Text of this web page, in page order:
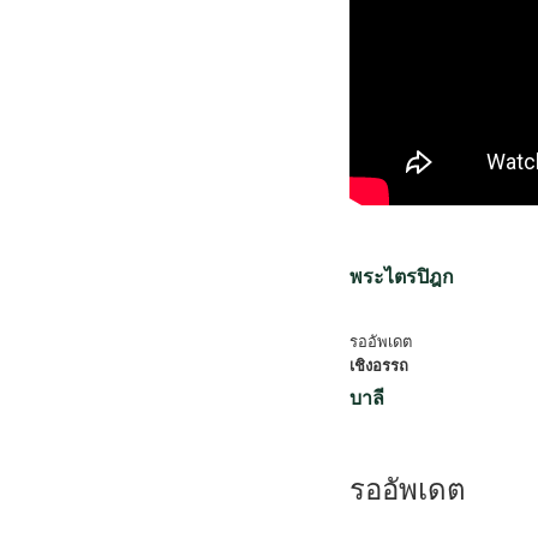
พระไตรปิฎก
รออัพเดต
เชิงอรรถ
บาลี
รออัพเดต